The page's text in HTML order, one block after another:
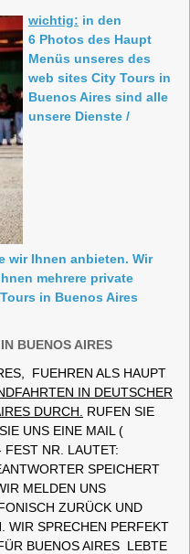
wichtig: in den
6 Photos des Haupt
Menüs unseres des
web sites City Tours in
Buenos Aires sind alle
unsere Dienste /
wir Ihnen anbieten. Wir
mehrere private
in Buenos Aires
BUENOS AIRES
FUEHREN ALS HAUPT
IN DEUTSCHER
DURCH.
RUFEN SIE
UNS EINE MAIL (
FEST NR. LAUTET:
SPEICHERT
MELDEN UNS
ZURÜCK UND
WIR SPRECHEN PERFEKT
BUENOS AIRES LEBTE